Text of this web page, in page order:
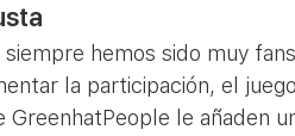
siempre hemos sido muy
la participación, el
GreenhatPeople le añaden